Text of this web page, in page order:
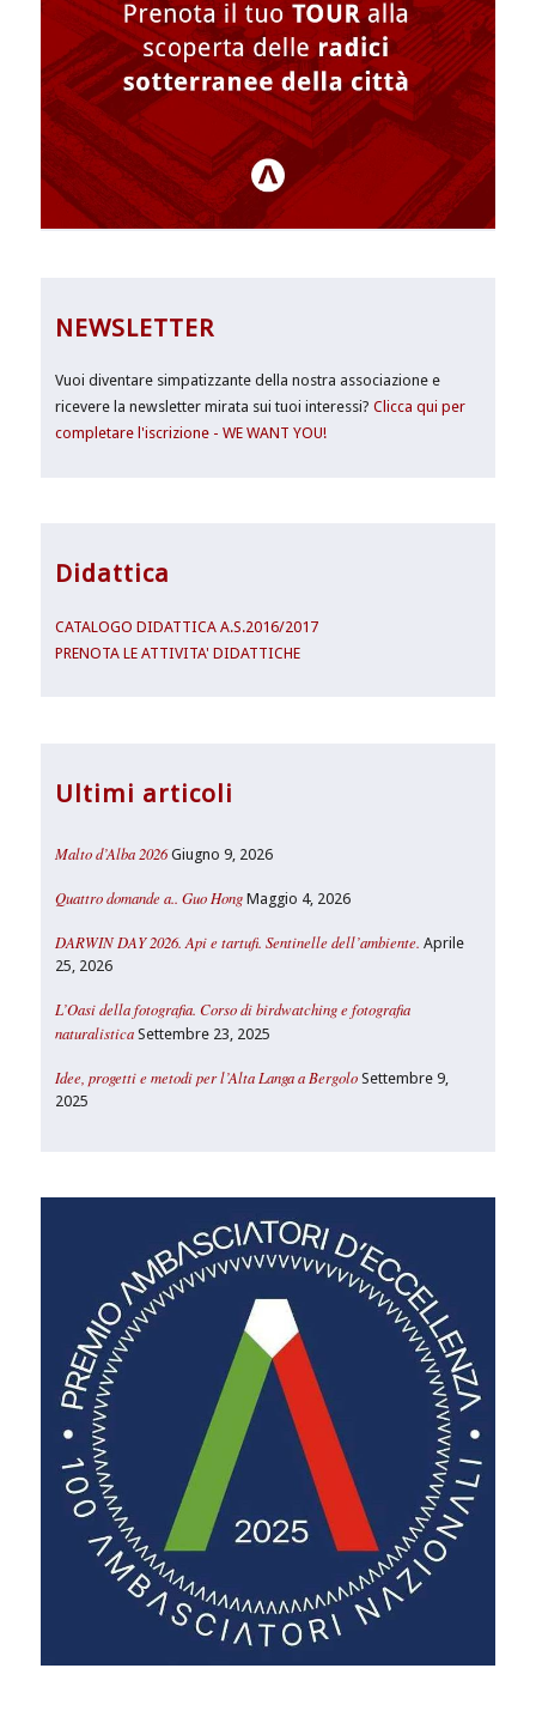
NEWSLETTER
Vuoi diventare simpatizzante della nostra associazione e
ricevere la newsletter mirata sui tuoi interessi?Clicca qui per
completare l'iscrizione - WE WANT YOU!
Didattica
CATALOGO DIDATTICA A.S.2016/2017
PRENOTA LE ATTIVITA' DIDATTICHE
Ultimi articoli
Malto d’Alba 2026 Giugno 9, 2026
Quattro domande a.. Guo Hong Maggio 4, 2026
DARWIN DAY 2026. Api e tartufi. Sentinelle dell’ambiente. Aprile
25, 2026
L’Oasi della fotografia. Corso di birdwatching e fotografia
naturalistica Settembre 23, 2025
Idee, progetti e metodi per l’Alta Langa a Bergolo Settembre 9,
2025